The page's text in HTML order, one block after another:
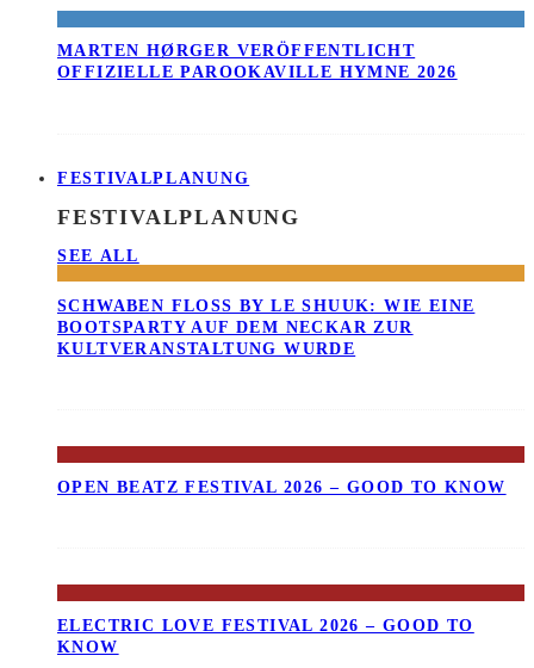
MARTEN HØRGER VERÖFFENTLICHT
OFFIZIELLE PAROOKAVILLE HYMNE 2026
FESTIVALPLANUNG
FESTIVALPLANUNG
SEE ALL
SCHWABEN FLOSS BY LE SHUUK: WIE EINE B
OOTSPARTY AUF DEM NECKAR ZUR K
ULTVERANSTALTUNG WURDE
OPEN BEATZ FESTIVAL 2026 – GOOD TO KNOW
ELECTRIC LOVE FESTIVAL 2026 – GOOD TO
KNOW